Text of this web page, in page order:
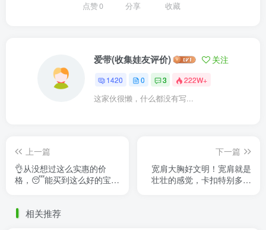
点赞0 分享 收藏
爱带(收集娃友评价) 关注
1420 0 3 222W+
这家伙很懒，什么都没有写...
上一篇
👌从没想过这么实惠的价
格，😴能买到这么好的宝
下一篇
宽肩大胸好文明！宽肩就是
壮壮的感觉，卡扣特别多，
相关推荐